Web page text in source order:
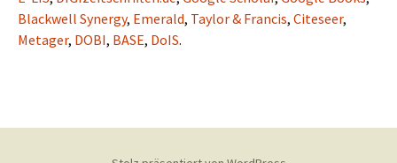
Blackwell Synergy, Emerald, Taylor & Francis, Citeseer,
Metager, DOBI, BASE, DoIS.